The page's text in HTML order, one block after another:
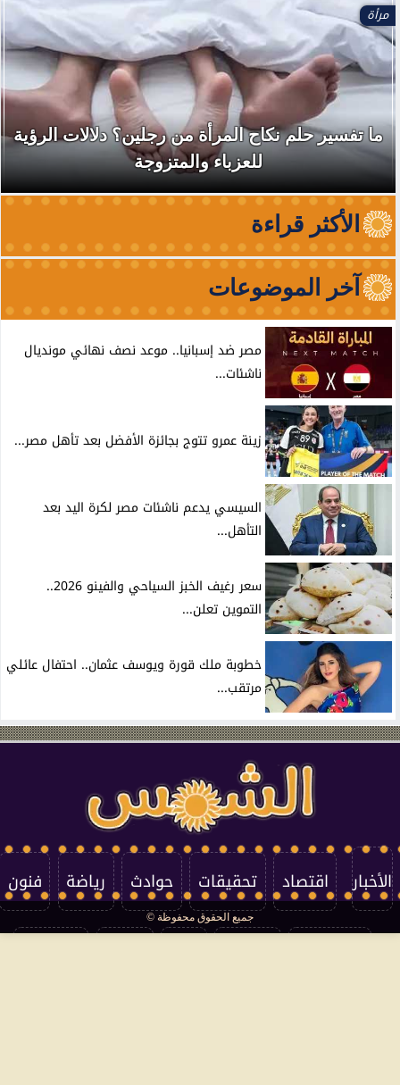
مرأة
ما تفسير حلم نكاح المرأة من رجلين؟ دلالات الرؤية
للعزباء والمتزوجة
الأكثر قراءة
آخر الموضوعات
مصر ضد إسبانيا.. موعد نصف نهائي مونديال
ناشئات...
زينة عمرو تتوج بجائزة الأفضل بعد تأهل مصر...
السيسي يدعم ناشئات مصر لكرة اليد بعد
التأهل...
سعر رغيف الخبز السياحي والفينو 2026..
التموين تعلن...
خطوبة ملك قورة ويوسف عثمان.. احتفال عائلي
مرتقب...
الأخبار اقتصاد تحقيقات حوادث رياضة فنون
جميع الحقوق محفوظة ©